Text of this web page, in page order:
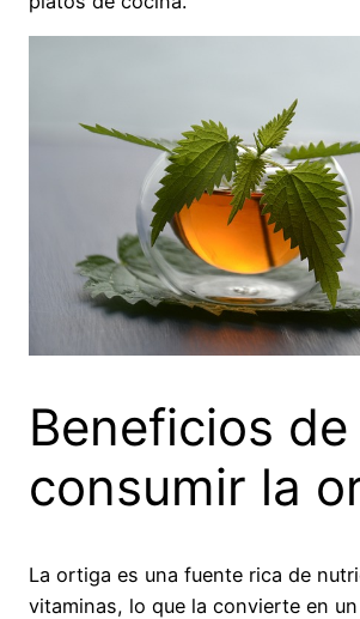
Beneficios de
consumir la
La ortiga es una fuente rica de
vitaminas, lo que la convierte en